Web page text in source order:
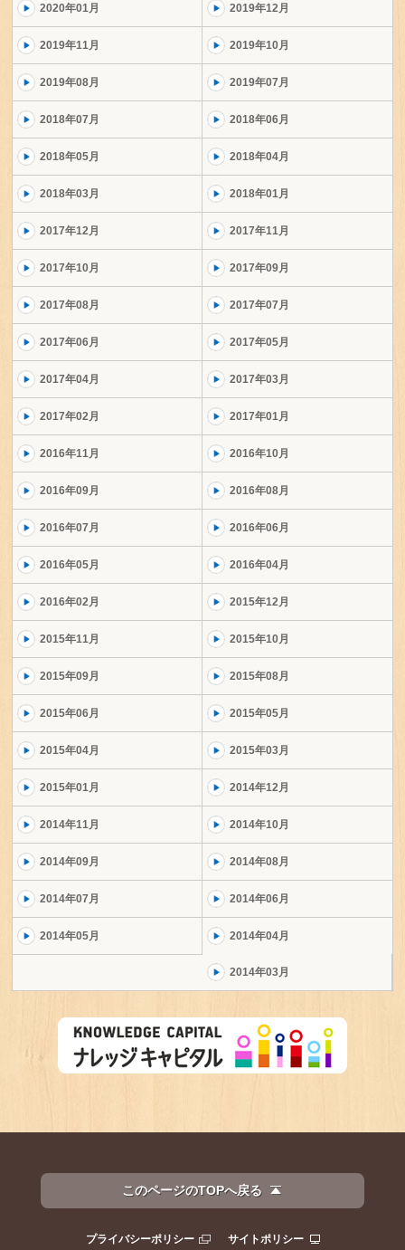
2020年01月 2019年12月
2019年11月 2019年10月
2019年08月 2019年07月
2018年07月 2018年06月
2018年05月 2018年04月
2018年03月 2018年01月
2017年12月 2017年11月
2017年10月 2017年09月
2017年08月 2017年07月
2017年06月 2017年05月
2017年04月 2017年03月
2017年02月 2017年01月
2016年11月 2016年10月
2016年09月 2016年08月
2016年07月 2016年06月
2016年05月 2016年04月
2016年02月 2015年12月
2015年11月 2015年10月
2015年09月 2015年08月
2015年06月 2015年05月
2015年04月 2015年03月
2015年01月 2014年12月
2014年11月 2014年10月
2014年09月 2014年08月
2014年07月 2014年06月
2014年05月 2014年04月
2014年03月
このページのTOPへ戻る
プライバシーポリシー サイトポリシー